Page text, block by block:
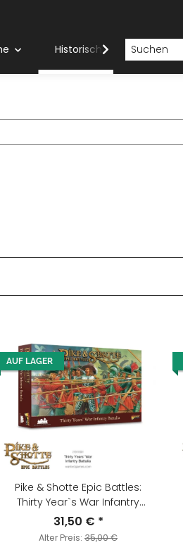
Historische Systeme
AUF LAGER
Pike & Shotte Epic Battles:
Thirty Year`s War Infantry
Battalia
31,50 € *
Alter Preis: 35,00 €